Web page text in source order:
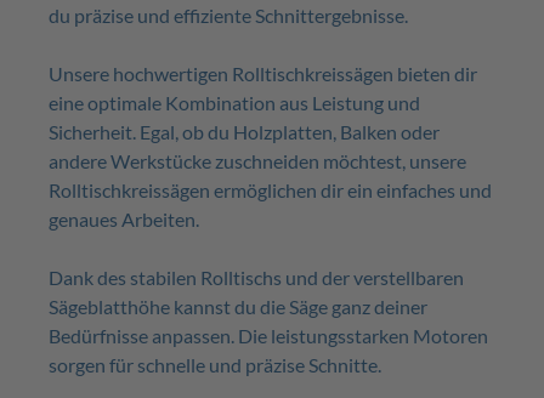
du präzise und effiziente Schnittergebnisse.
Unsere hochwertigen Rolltischkreissägen bieten dir
eine optimale Kombination aus Leistung und
Sicherheit. Egal, ob du Holzplatten, Balken oder
andere Werkstücke zuschneiden möchtest, unsere
Rolltischkreissägen ermöglichen dir ein einfaches und
genaues Arbeiten.
Dank des stabilen Rolltischs und der verstellbaren
Sägeblatthöhe kannst du die Säge ganz deiner
Bedürfnisse anpassen. Die leistungsstarken Motoren
sorgen für schnelle und präzise Schnitte.